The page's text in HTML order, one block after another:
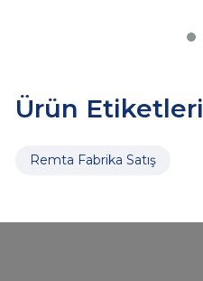
Ürün Etiketleri
Remta Fabrika Satış